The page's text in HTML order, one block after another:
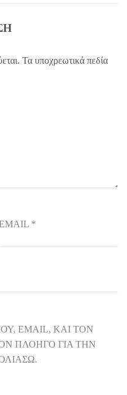
Τα υποχρεωτικά πεδία
*
EMAIL, ΚΑΙ ΤΟΝ
ΠΛΟΗΓΌ ΓΙΑ ΤΗΝ